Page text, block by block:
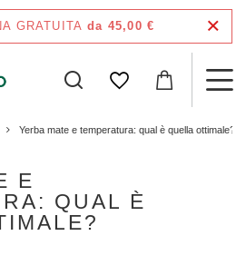
GRATUITA da 45,00 €
Yerba mate e temperatura: qual è quella ottimale?
E
QUAL È